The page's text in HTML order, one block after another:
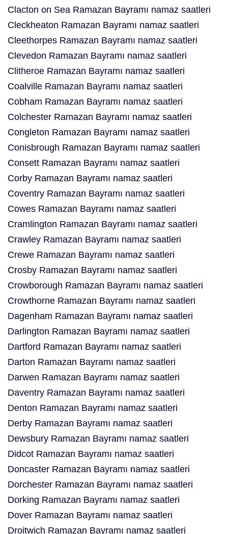
Clacton on Sea Ramazan Bayramı namaz saatleri
Cleckheaton Ramazan Bayramı namaz saatleri
Cleethorpes Ramazan Bayramı namaz saatleri
Clevedon Ramazan Bayramı namaz saatleri
Clitheroe Ramazan Bayramı namaz saatleri
Coalville Ramazan Bayramı namaz saatleri
Cobham Ramazan Bayramı namaz saatleri
Colchester Ramazan Bayramı namaz saatleri
Congleton Ramazan Bayramı namaz saatleri
Conisbrough Ramazan Bayramı namaz saatleri
Consett Ramazan Bayramı namaz saatleri
Corby Ramazan Bayramı namaz saatleri
Coventry Ramazan Bayramı namaz saatleri
Cowes Ramazan Bayramı namaz saatleri
Cramlington Ramazan Bayramı namaz saatleri
Crawley Ramazan Bayramı namaz saatleri
Crewe Ramazan Bayramı namaz saatleri
Crosby Ramazan Bayramı namaz saatleri
Crowborough Ramazan Bayramı namaz saatleri
Crowthorne Ramazan Bayramı namaz saatleri
Dagenham Ramazan Bayramı namaz saatleri
Darlington Ramazan Bayramı namaz saatleri
Dartford Ramazan Bayramı namaz saatleri
Darton Ramazan Bayramı namaz saatleri
Darwen Ramazan Bayramı namaz saatleri
Daventry Ramazan Bayramı namaz saatleri
Denton Ramazan Bayramı namaz saatleri
Derby Ramazan Bayramı namaz saatleri
Dewsbury Ramazan Bayramı namaz saatleri
Didcot Ramazan Bayramı namaz saatleri
Doncaster Ramazan Bayramı namaz saatleri
Dorchester Ramazan Bayramı namaz saatleri
Dorking Ramazan Bayramı namaz saatleri
Dover Ramazan Bayramı namaz saatleri
Droitwich Ramazan Bayramı namaz saatleri